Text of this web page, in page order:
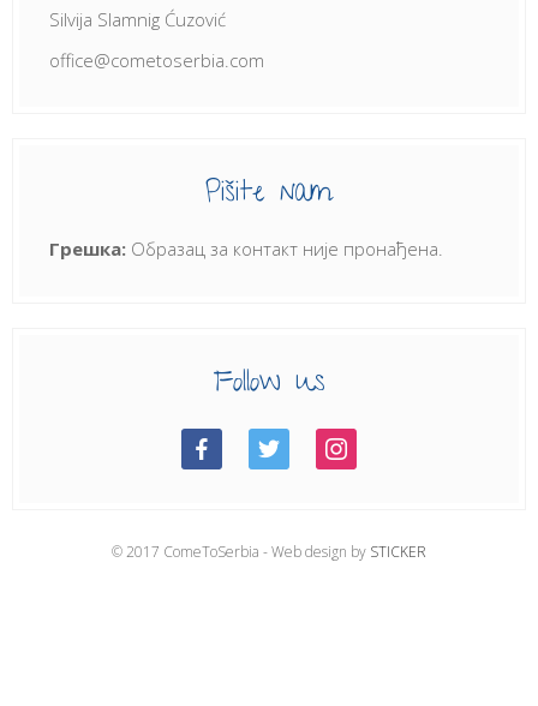
Silvija Slamnig Ćuzović
office@cometoserbia.com
Pišite nam
Грешка: Образац за контакт није пронађена.
Follow us
© 2017 ComeToSerbia - Web design by STICKER